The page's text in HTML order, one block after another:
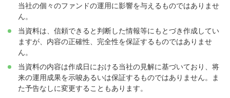
当社の個々のファンドの運用に影響を与えるものではありませ
ん。
当資料は、信頼できると判断した情報等にもとづき作成してい
ますが、内容の正確性、完全性を保証するものではありませ
ん。
当資料の内容は作成日における当社の見解に基づいており、将
来の運用成果を示唆あるいは保証するものではありません。ま
た予告なしに変更することもあります。